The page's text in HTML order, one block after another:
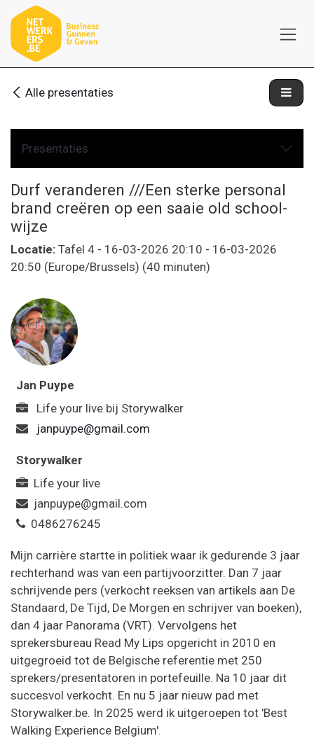
Overslaan naar inhoud
Alle presentaties
Presentaties
Durf veranderen ///Een sterke personal
brand creëren op een saaie old school-
wijze
Locatie: Tafel 4 - 16-03-2026 20:10 - 16-03-2026
20:50 (Europe/Brussels) (40 minuten)
Jan Puype
Life your live bij Storywalker
janpuype@gmail.com
Storywalker
Life your live
janpuype@gmail.com
0486276245
Mijn carrière startte in politiek waar ik gedurende 3 jaar
rechterhand was van een partijvoorzitter. Dan 7 jaar
schrijvende pers (verkocht reeksen van artikels aan De
Standaard, De Tijd, De Morgen en schrijver van boeken),
dan 4 jaar Panorama (VRT). Vervolgens het
sprekersbureau Read My Lips opgericht in 2010 en
uitgegroeid tot de Belgische referentie met 250
sprekers/presentatoren in portefeuille. Na 10 jaar dit
succesvol verkocht. En nu 5 jaar nieuw pad met
Storywalker.be. In 2025 werd ik uitgeroepen tot 'Best
Walking Experience Belgium'.